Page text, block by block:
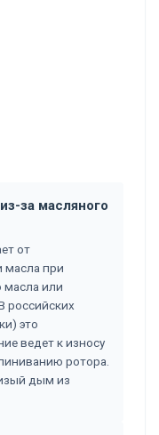
за масляного
от
масла при
масла или
российских
это
ведет к износу
ротора.
дым из